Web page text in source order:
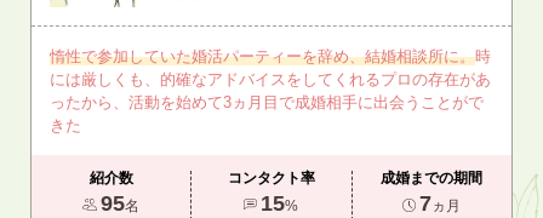
惰性で参加していた婚活パーティーを辞め、結婚相談所に。時
には厳しくも、的確なアドバイスをしてくれるプロの存在があ
ったから、活動を始めて3ヵ月目で成婚相手に出会うことがで
きた
紹介数
95名
コンタクト率
15%
成婚までの期間
7ヵ月